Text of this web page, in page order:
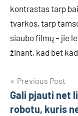
kontrastas tarp
tvarkos, tarp
siaubo filmų – jie
žinant, kad bet
Navigacija
tarp
Previous Post
Gali pjauti net
robotu, kuris